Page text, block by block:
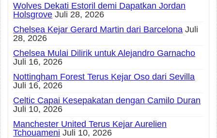
Wolves Dekati Estoril demi Dapatkan Jordan
Holsgrove Juli 28, 2026
Chelsea Kejar Gerard Martin dari Barcelona Juli
28, 2026
Chelsea Mulai Dilirik untuk Alejandro Garnacho
Juli 16, 2026
Nottingham Forest Terus Kejar Oso dari Sevilla
Juli 16, 2026
Celtic Capai Kesepakatan dengan Camilo Duran
Juli 10, 2026
Manchester United Terus Kejar Aurelien
Tchouameni Juli 10, 2026